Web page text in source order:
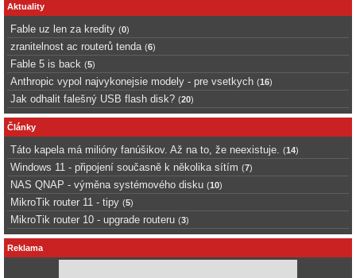
Aktuality
Fable uz len za kredity (0)
zranitelnost ac routerů tenda (6)
Fable 5 is back (5)
Anthropic vypol najvykonejsie modely - pre vsetkych (16)
Jak odhalit falešný USB flash disk? (20)
Články
Táto kapela má milióny fanúšikov. Až na to, že neexistuje. (14)
Windows 11 - připojení současně k několika sítím (7)
NAS QNAP - výměna systémového disku (10)
MikroTik router 11 - tipy (5)
MikroTik router 10 - upgrade routeru (3)
Reklama